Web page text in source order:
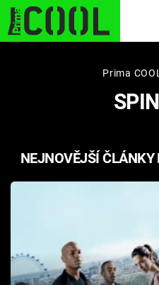
STARHOUSE
PLNEJ KOTEL
Seriály
Prima COOL
NEJNOVĚJŠÍ ČLÁNKY